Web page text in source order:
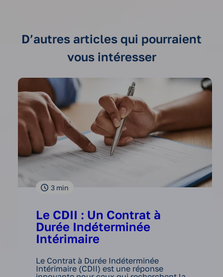
D’autres articles qui pourraient
vous intéresser
3 min
Le CDII : Un Contrat à
Durée Indéterminée
Intérimaire
Le Contrat à Durée Indéterminée
Intérimaire (CDII) est une réponse